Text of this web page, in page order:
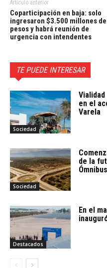
Artículo anterior
Coparticipación en baja: solo
ingresaron $3.500 millones de
pesos y habrá reunión de
urgencia con intendentes
TE PUEDE INTERESAR
Sociedad
en el
Varela
Sociedad
de la
Destacados
En el